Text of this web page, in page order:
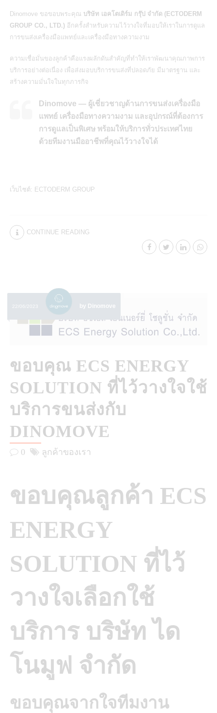
Dinomove ขอขอบพระคุณ บริษัท เอคโตเดิร์ม กรุ๊ป จำกัด (ECTODERM
GROUP CO., LTD.) อีกครั้งสำหรับความไว้วางใจที่มอบให้เราในการดูแล
การขนส่งเครื่องมือแพทย์และเครื่องมือทางความงาม
ความเชื่อมั่นของลูกค้าคือแรงผลักดันสำคัญที่ทำให้เราพัฒนาคุณภาพการ
บริการอย่างต่อเนื่อง เพื่อส่งมอบบริการขนส่งที่ปลอดภัย มีมาตรฐาน และ
สร้างความมั่นใจในทุกภารกิจ
Dinomove — ผู้เชี่ยวชาญด้านการขนส่งเครื่องมือ
แพทย์ เครื่องมือทางความงาม และอุปกรณ์ที่ต้องการ
การดูแลเป็นพิเศษ พร้อมให้บริการทั่วประเทศไทย
ด้วยทีมงานมืออาชีพที่คุณไว้วางใจได้
เว็บไซต์: ECTODERM GROUP
CONTINUE READING
22/06/2023 by Dinomove
ขอบคุณ ECS ENERGY
SOLUTION ที่ไว้วางใจใช้
บริการขนส่งกับ
DINOMOVE
0 ลูกค้าของเรา
ขอบคุณลูกค้า ECS
ENERGY
SOLUTION ที่ไว้
วางใจเลือกใช้
บริการ บริษัท ได
โนมูฟ จำกัด
ขอบคุณจากใจทีมงาน